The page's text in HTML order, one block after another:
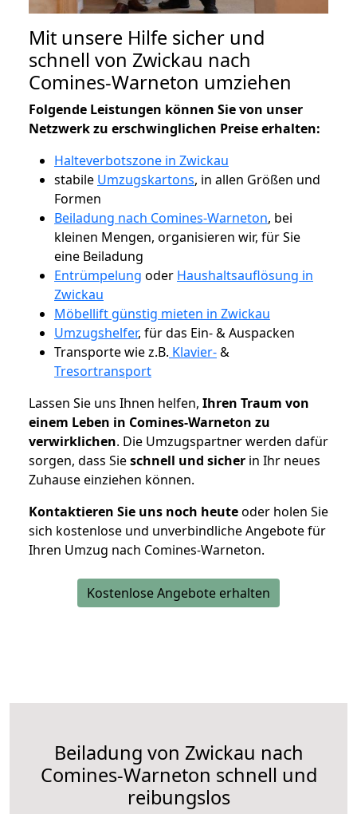
Mit unsere Hilfe sicher und
schnell von Zwickau nach
Comines-Warneton umziehen
Folgende Leistungen können Sie von unser
Netzwerk zu erschwinglichen Preise erhalten:
Halteverbotszone in Zwickau
stabile Umzugskartons, in allen Größen und
Formen
Beiladung nach Comines-Warneton, bei
kleinen Mengen, organisieren wir, für Sie
eine Beiladung
Entrümpelung oder Haushaltsauflösung in
Zwickau
Möbellift günstig mieten in Zwickau
Umzugshelfer, für das Ein- & Auspacken
Transporte wie z.B. Klavier-&
Tresortransport
Lassen Sie uns Ihnen helfen, Ihren Traum von
einem Leben in Comines-Warneton zu
verwirklichen. Die Umzugspartner werden dafür
sorgen, dass Sieschnell und sicher in Ihr neues
Zuhause einziehen können.
Kontaktieren Sie uns noch heuteoder holen Sie
sich kostenlose und unverbindliche Angebote für
Ihren Umzug nach Comines-Warneton.
Kostenlose Angebote erhalten
Beiladung von Zwickau nach
Comines-Warneton schnell und
reibungslos